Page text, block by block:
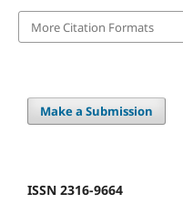
More Citation Formats
Make a Submission
ISSN 2316-9664